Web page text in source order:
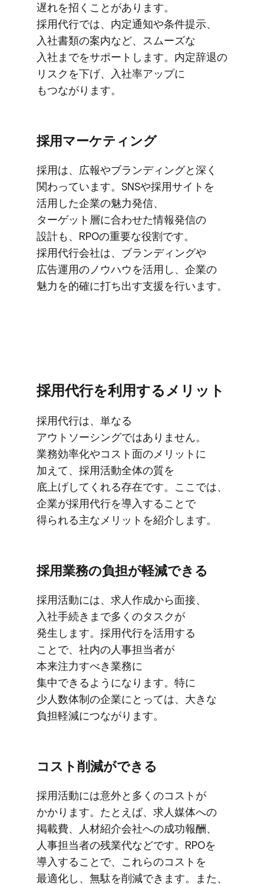
遅れを​招く​ことがあります。​
採用代行では、​内定通知や​条件提示、​
入社書類の​案内など、​スムーズな​
入社までを​サポートします。​内定辞退の​
リスクを​下げ、​入社率アップに​
もつながります。
採用マーケティング
採用は、​広報や​ブランディングと​深く​
関わっています。​SNSや​採用サイトを​
活用した​企業の​魅力発信、​
ターゲット層に​合わせた​情報発信の​
設計も、​RPOの​重要な​役割です。​
採用代行会社は、​ブランディングや​
広告運用の​ノウハウを​活用し、​企業の​
魅力を​的確に​打ち出す支援を​行います。
採用代行を​利用する​メリット
採用代行は、​単なる​
アウトソーシングでは​ありません。​
業務効率化や​コスト面の​メリットに​
加えて、​採用活動全体の​質を​
底上げしてくれる​存在です。​ここでは、​
企業が​採用代行を​導入する​ことで​
得られる​主な​メリットを​紹介します。
採用業務の​負担が​軽減できる
採用活動には、​求人作成から​面接、​
入社手​続きまで​多くの​タスクが​
発生します。​採用代行を​活用する​
ことで、​社内の​人事担当者が​
本来注力すべき業務に​
集中できるようになります。​特に​
少人数体制の​企業に​とっては、​大きな​
負担軽減に​つながります。
コスト削減が​できる
採用活動には​意外と​多くの​コストが​
かかります。​たとえば、​求人媒体への​
掲載費、​人材紹介会社への​成功報酬、​
人事担当者の​残業代などです。​RPOを​
導入する​ことで、​これらの​コストを​
最適化し、​無駄を​削減できます。​また、​